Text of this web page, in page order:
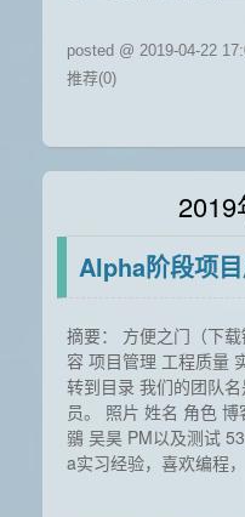
posted @ 2019-04-22
推荐(0)
2019
Alpha阶段项
摘要： 方便之门（下
容 项目管理 工程质量
转到目录 我们的团队
员。 照片 姓名 角色 博
鶸 吴昊 PM以及测试
a实习经验，喜欢编程，